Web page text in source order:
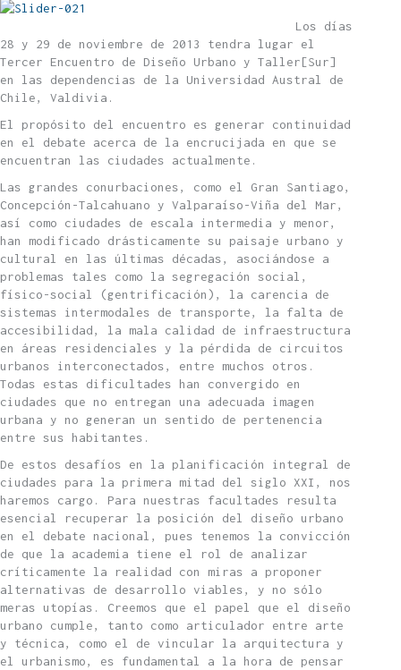
Los días
28 y 29 de noviembre de 2013 tendra lugar el
Tercer Encuentro de Diseño Urbano y Taller[Sur]
en las dependencias de la Universidad Austral de
Chile, Valdivia.
El propósito del encuentro es generar continuidad
en el debate acerca de la encrucijada en que se
encuentran las ciudades actualmente.
Las grandes conurbaciones, como el Gran Santiago,
Concepción-Talcahuano y Valparaíso-Viña del Mar,
así como ciudades de escala intermedia y menor,
han modificado drásticamente su paisaje urbano y
cultural en las últimas décadas, asociándose a
problemas tales como la segregación social,
físico-social (gentrificación), la carencia de
sistemas intermodales de transporte, la falta de
accesibilidad, la mala calidad de infraestructura
en áreas residenciales y la pérdida de circuitos
urbanos interconectados, entre muchos otros.
Todas estas dificultades han convergido en
ciudades que no entregan una adecuada imagen
urbana y no generan un sentido de pertenencia
entre sus habitantes.
De estos desafíos en la planificación integral de
ciudades para la primera mitad del siglo XXI, nos
haremos cargo. Para nuestras facultades resulta
esencial recuperar la posición del diseño urbano
en el debate nacional, pues tenemos la convicción
de que la academia tiene el rol de analizar
críticamente la realidad con miras a proponer
alternativas de desarrollo viables, y no sólo
meras utopías. Creemos que el papel que el diseño
urbano cumple, tanto como articulador entre arte
y técnica, como el de vincular la arquitectura y
el urbanismo, es fundamental a la hora de pensar